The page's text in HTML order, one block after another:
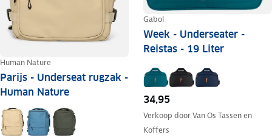
Human Nature
Parijs - Underseat rugzak -
Human Nature
Gabol
Week - Underseater -
Reistas - 19 Liter
34,95
Verkoop doorVan Os Tassen en
Koffers